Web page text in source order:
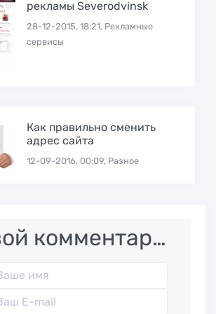
рекламы Severodvinsk
28-12-2015, 18:21, Рекламные
сервисы
Как правильно сменить
адрес сайта
12-09-2016, 00:09, Разное
комментарий..